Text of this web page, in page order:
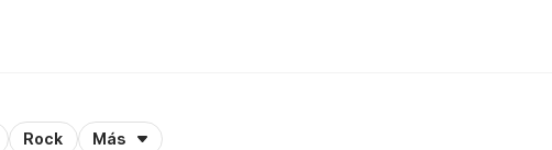
Rock Más